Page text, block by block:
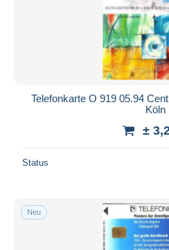
Telefonkarte O 919 05.94
Köln
±
Status
Neu